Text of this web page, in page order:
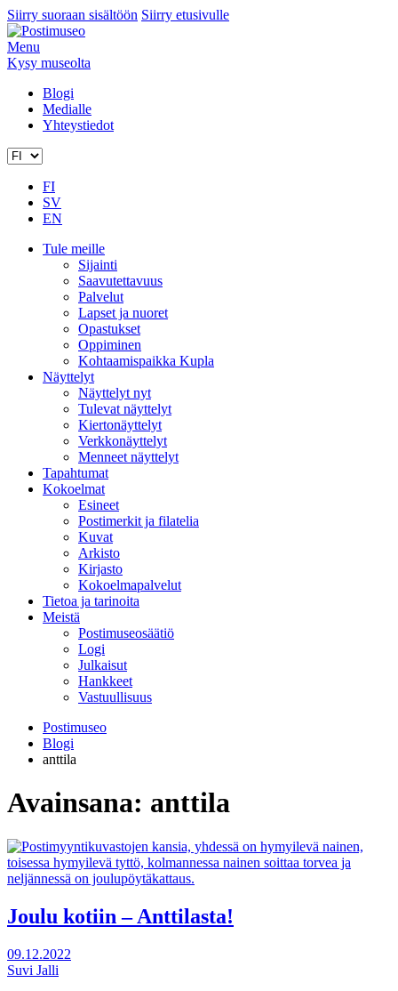
Siirry suoraan sisältöön Siirry etusivulle
Menu
Kysy museolta
Blogi
Medialle
Yhteystiedot
FI
SV
EN
Tule meille
Sijainti
Saavutettavuus
Palvelut
Lapset ja nuoret
Opastukset
Oppiminen
Kohtaamispaikka Kupla
Näyttelyt
Näyttelyt nyt
Tulevat näyttelyt
Kiertonäyttelyt
Verkkonäyttelyt
Menneet näyttelyt
Tapahtumat
Kokoelmat
Esineet
Postimerkit ja filatelia
Kuvat
Arkisto
Kirjasto
Kokoelmapalvelut
Tietoa ja tarinoita
Meistä
Postimuseosäätiö
Logi
Julkaisut
Hankkeet
Vastuullisuus
Postimuseo
Blogi
anttila
Avainsana: anttila
Joulu kotiin – Anttilasta!
09.12.2022
Suvi Jalli